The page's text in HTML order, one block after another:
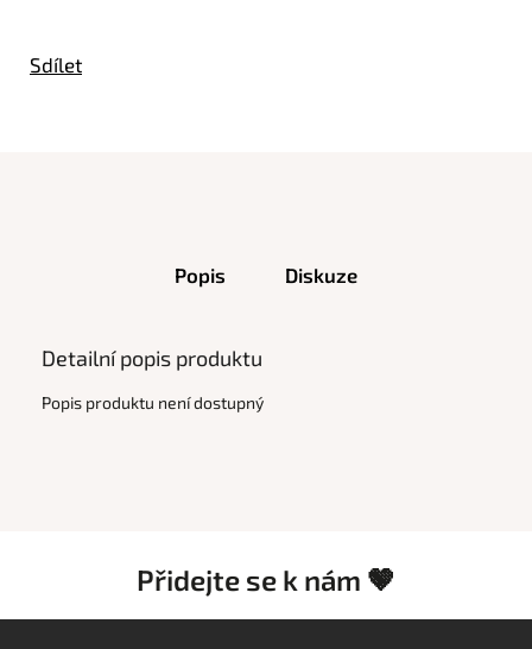
Sdílet
Popis Diskuze
Detailní popis produktu
Popis produktu není dostupný
Přidejte se k nám 🤎